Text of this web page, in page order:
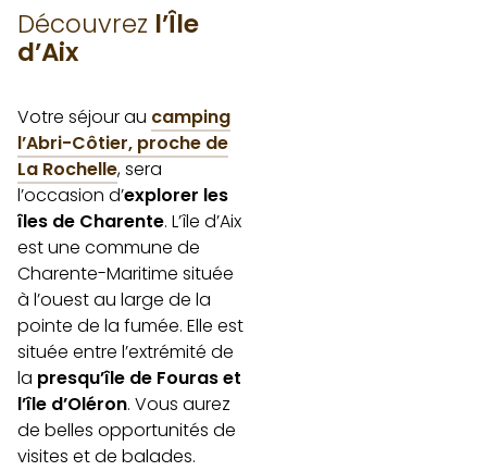
Découvrez l’Île
d’Aix
Votre séjour au camping
l’Abri-Côtier, proche de
La Rochelle, sera
l’occasion d’explorer les
îles de Charente. L’île d’Aix
est une commune de
Charente-Maritime située
à l’ouest au large de la
pointe de la fumée. Elle est
située entre l’extrémité de
la presqu’île de Fouras et
l’île d’Oléron. Vous aurez
de belles opportunités de
visites et de balades.